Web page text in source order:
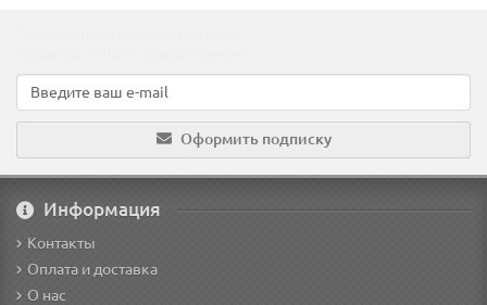
Оформить подписку
Информация
Контакты
Оплата и доставка
О нас